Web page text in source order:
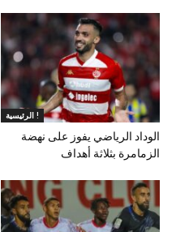
الرئيسية !
الوداد الرياضي يفوز على نهضة
الزمامرة بثلاثة أهداف